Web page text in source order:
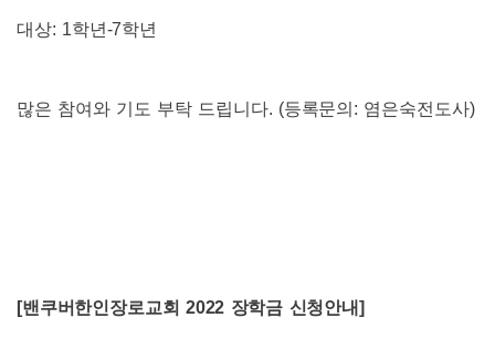
대상: 1학년-7학년
많은 참여와 기도 부탁 드립니다. (등록문의 : 염은숙전도사)
[밴쿠버한인장로교회 2022 장학금 신청안내]